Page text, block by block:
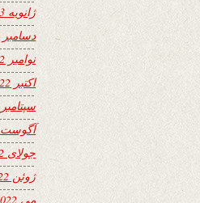
ژانویه 2023
دسامبر 2022
نوامبر 2022
اکتبر 2022
سپتامبر 2022
آگوست 2022
جولای 2022
ژوئن 2022
می 2022